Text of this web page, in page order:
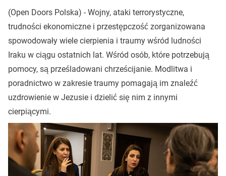
(Open Doors Polska) - Wojny, ataki terrorystyczne,
trudności ekonomiczne i przestępczość zorganizowana
spowodowały wiele cierpienia i traumy wśród ludności
Iraku w ciągu ostatnich lat. Wśród osób, które potrzebują
pomocy, są prześladowani chrześcijanie. Modlitwa i
poradnictwo w zakresie traumy pomagają im znaleźć
uzdrowienie w Jezusie i dzielić się nim z innymi
cierpiącymi.